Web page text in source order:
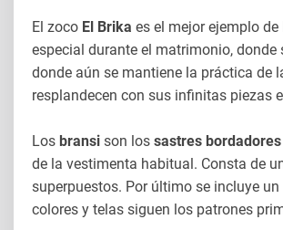
El zoco El Brika es el mejor ejemplo
especial durante el matrimonio,
donde aún se mantiene la práctica de
resplandecen con sus infinitas piezas
Los bransi son los sastres bordadores
de la vestimenta habitual. Consta de
superpuestos. Por último se incluye
colores y telas siguen los patrones